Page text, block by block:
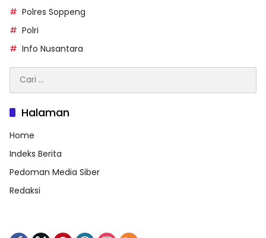
Polres Soppeng
Polri
Info Nusantara
untuk:
Halaman
Home
Indeks Berita
Pedoman Media Siber
Redaksi